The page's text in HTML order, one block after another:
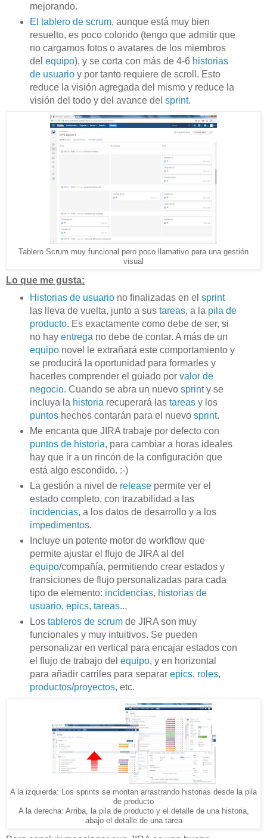
mejorando.
El tablero de scrum, aunque está muy bien
resuelto, es poco colorido (tengo que admitir que
no cargamos fotos o avatares de los miembros
del equipo), y se corta con más de 4-6 historias
de usuarioy por tanto requiere de scroll. Esto
reduce la visión agregada del mismo y reduce la
visión del todo y del avance del sprint.
Tablero Scrum muy funcional pero poco llamativo para una gestión
visual
Lo que me gusta:
Historias de usuariono finalizadas en el sprint
las lleva de vuelta, junto a sus tareas, a la pila de
producto. Es exactamente como debe de ser, si
no hay entrega no debe de contar. A más de un
equiponovel le extrañará este comportamiento y
se producirá la oportunidad para formarles y
hacerles comprender el guiado por valor de
negocio. Cuando se abra un nuevo sprinty se
incluya la historia recuperará las tareasy los
puntoshechos contarán para el nuevo sprint.
Me encanta que JIRA trabajepor defecto con
puntos de historia, para cambiar a horas ideales
hay que ir a un rincón de la configuración que
está algo escondido. :-)
La gestión a nivel de releasepermite ver el
estado completo, con trazabilidad a las
incidencias, a los datos de desarrollo y a los
impedimentos.
Incluye un potente motor de workflow que
permite ajustar el flujo de JIRA al del
equipo/compañía, permitiendo crear estados y
transiciones de flujo personalizadas para cada
tipo de elemento: incidencias, historias de
usuario, epics, tareas...
Los tableros de scrumde JIRA son muy
funcionales y muy intuitivos. Se pueden
personalizar en vertical para encajar estados con
el flujo de trabajo del equipo, y en horizontal
para añadir carriles para separar epics, roles,
productos/proyectos, etc.
A la izquierda: Los sprints se montan arrastrando historias desde la pila
de producto
A la derecha: Arriba, la pila de producto y el detalle de una historia,
abajo el detalle de una tarea